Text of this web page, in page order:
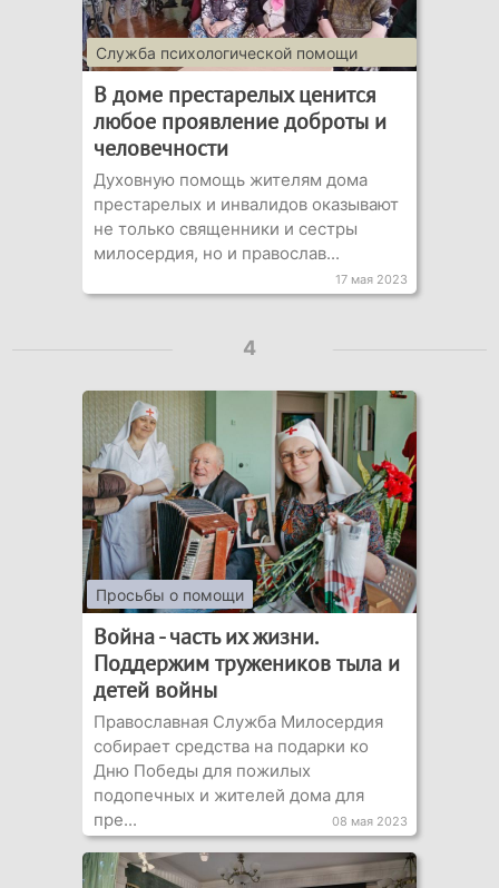
Служба психологической помощи
"Ладья"
В доме престарелых ценится
любое проявление доброты и
человечности
Духовную помощь жителям дома
престарелых и инвалидов оказывают
не только священники и сестры
милосердия, но и православ...
17 мая 2023
4
Просьбы о помощи
Война - часть их жизни.
Поддержим тружеников тыла и
детей войны
Православная Служба Милосердия
собирает средства на подарки ко
Дню Победы для пожилых
подопечных и жителей дома для
пре...
08 мая 2023